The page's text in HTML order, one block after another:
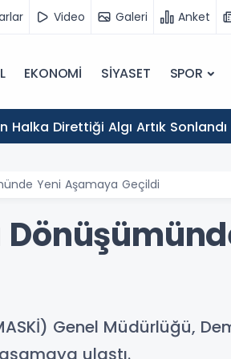
Video Galeri Anket
EKONOMİ SİYASET SPOR
Halka Direttiği Algı Artık Sonlandı
Yeni Aşamaya Geçildi
Genel Müdürlüğü,
ulaştı.